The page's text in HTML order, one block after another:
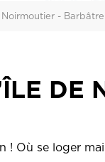
-
DE
! Où se loger